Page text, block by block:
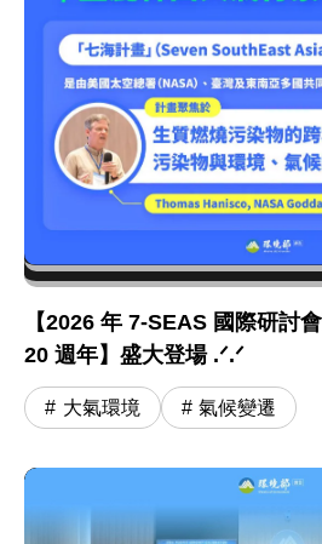
【2026 年 7-SEAS 國際研討
20 週年】盛大登場 .ᐟ.ᐟ
大氣環境 氣候變遷